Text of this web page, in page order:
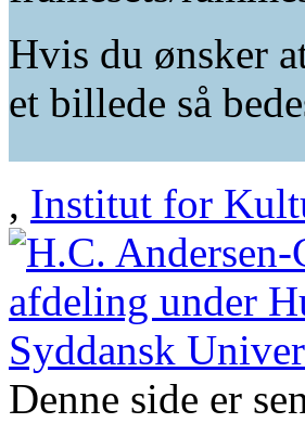
Hvis du ønsker
et billede så
, Institut for
Denne side er